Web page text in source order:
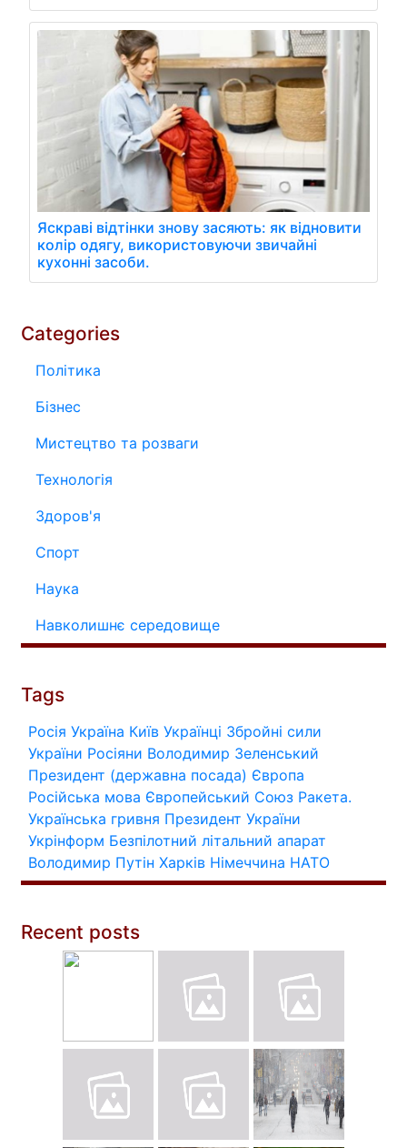
Яскраві відтінки знову засяють: як відновити
колір одягу, використовуючи звичайні
кухонні засоби.
Categories
Політика
Бізнес
Мистецтво та розваги
Технологія
Здоров'я
Спорт
Наука
Навколишнє середовище
Tags
Росія Україна Київ Українці Збройні сили
України Росіяни Володимир Зеленський
Президент (державна посада) Європа
Російська мова Європейський Союз Ракета.
Українська гривня Президент України
Укрінформ Безпілотний літальний апарат
Володимир Путін Харків Німеччина НАТО
Recent posts